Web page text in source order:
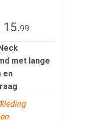
15.99
met lange
en